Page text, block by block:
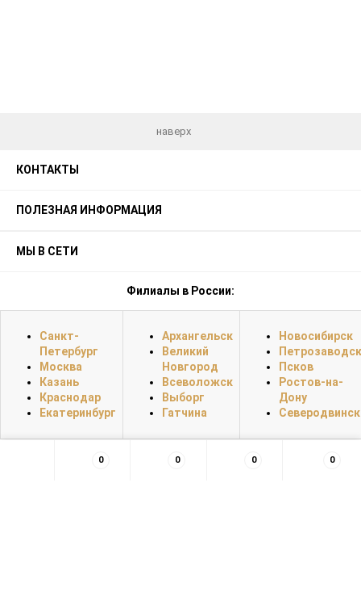
наверх
КОНТАКТЫ
ПОЛЕЗНАЯ ИНФОРМАЦИЯ
МЫ В СЕТИ
Филиалы в России:
Санкт-
Петербург
Москва
Казань
Краснодар
Екатеринбург
Архангельск
Великий
Новгород
Всеволожск
Выборг
Гатчина
Новосибирск
Петрозаводск
Псков
Ростов-на-
Дону
Северодвинск
0 0 0 0